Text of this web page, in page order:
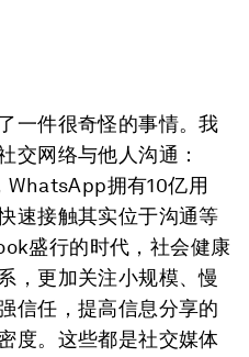
一件很奇怪的事情。我
交网络与他人沟通：
WhatsApp拥有10亿用
速接触其实位于沟通等
盛行的时代，社会健康
，更加关注小规模、慢
信任，提高信息分享的
度。这些都是社交媒体